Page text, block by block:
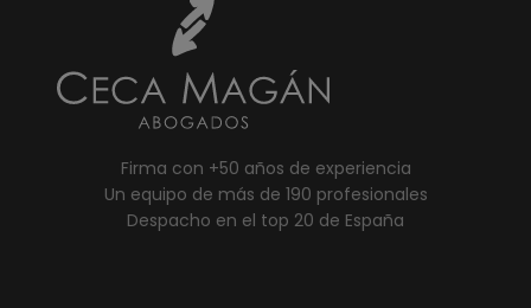
Firma con +50 años de experiencia
Un equipo de más de 190 profesionales
Despacho en el top 20 de España